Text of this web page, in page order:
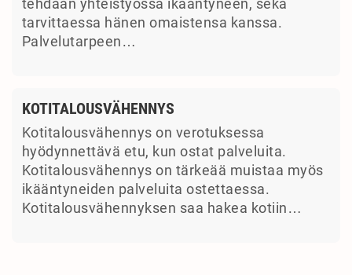
tehdään yhteistyössä ikääntyneen, sekä
tarvittaessa hänen omaistensa kanssa.
Palvelutarpeen…
KOTITALOUSVÄHENNYS
Kotitalousvähennys on verotuksessa
hyödynnettävä etu, kun ostat palveluita.
Kotitalousvähennys on tärkeää muistaa myös
ikääntyneiden palveluita ostettaessa.
Kotitalousvähennyksen saa hakea kotiin…